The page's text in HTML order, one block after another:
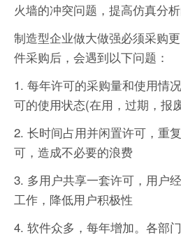
火墙的冲突问题，提高仿真分析
制造型企业做大做强必须采购
件采购后，会遇到以下问题：
1. 每年许可的采购量和使用情
可的使用状态(在用，过期，
2. 长时间占用并闲置许可，重
可，造成不必要的浪费
3. 多用户共享一套许可，用户
工作，降低用户积极性
4. 软件众多，每年增加。各部